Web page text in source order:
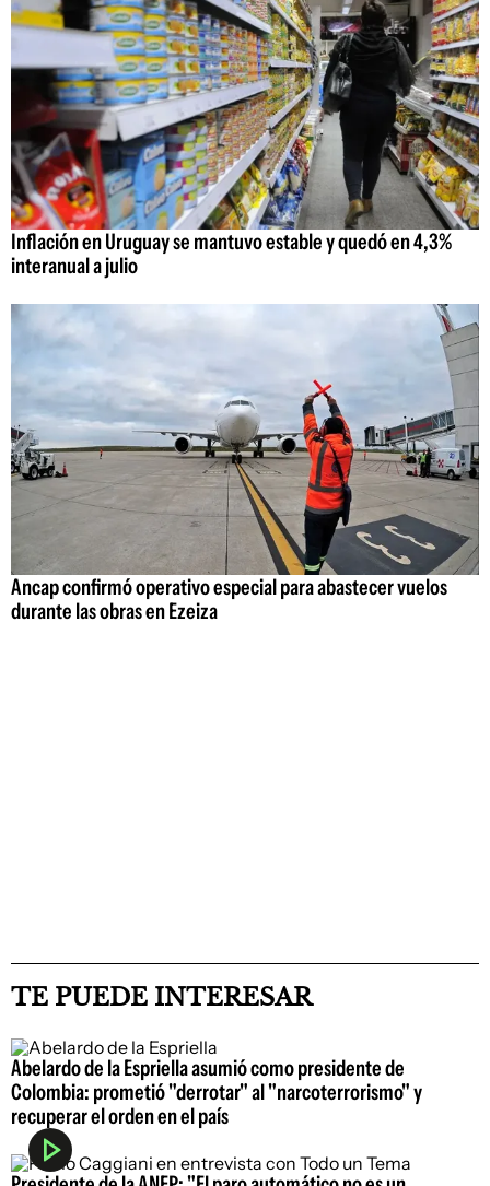
Inflación en Uruguay se mantuvo estable y quedó en 4,3%
interanual a julio
Ancap confirmó operativo especial para abastecer vuelos
durante las obras en Ezeiza
TE PUEDE INTERESAR
Abelardo de la Espriella asumió como presidente de
Colombia: prometió "derrotar" al "narcoterrorismo" y
recuperar el orden en el país